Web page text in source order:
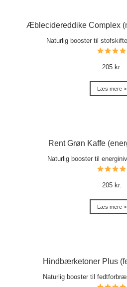
Æblecidereddike Complex
Naturlig booster til
205 kr.
Læs mere >
Rent Grøn Kaffe
Naturlig booster til
205 kr.
Læs mere >
Hindbærketoner Plus
Naturlig booster til